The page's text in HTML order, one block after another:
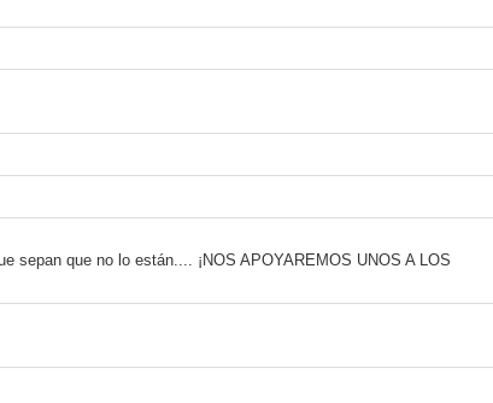
sepan que no lo están.... ¡NOS APOYAREMOS UNOS A LOS